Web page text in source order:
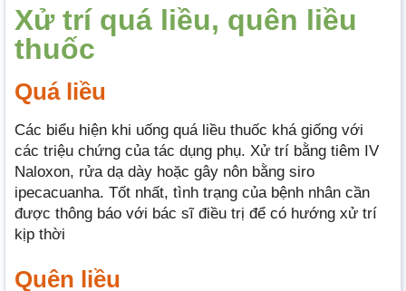
Xử trí quá liều, quên liều
thuốc
Quá liều
Các biểu hiện khi uống quá liều thuốc khá giống với
các triệu chứng của tác dụng phụ. Xử trí bằng tiêm IV
Naloxon, rửa dạ dày hoặc gây nôn bằng siro
ipecacuanha. Tốt nhất, tình trạng của bệnh nhân cần
được thông báo với bác sĩ điều trị để có hướng xử trí
kịp thời
Quên liều